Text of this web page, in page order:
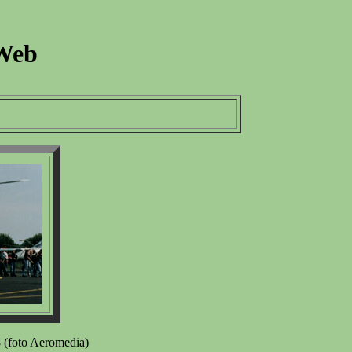
(foto Aeromedia)